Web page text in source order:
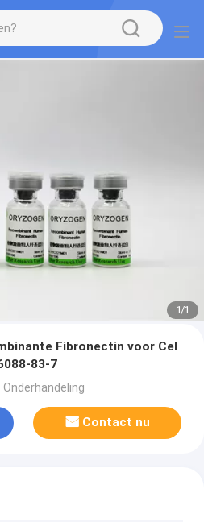
1/1
Fibronectin voor Cel
83-7
Onderhandeling
Contact nu